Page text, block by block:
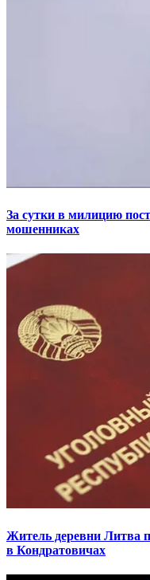
За сутки в милицию
мошенниках
Житель деревни Литва
в Кондратовичах